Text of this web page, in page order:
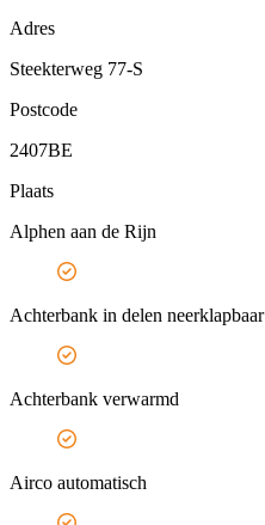
Adres
Steekterweg 77-S
Postcode
2407BE
Plaats
Alphen aan de Rijn
Achterbank in delen neerklapbaar
Achterbank verwarmd
Airco automatisch